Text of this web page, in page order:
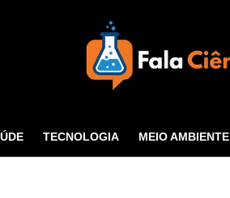
Tecnologia
TECNOLOGIA MEIO AMBIENTE